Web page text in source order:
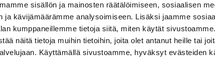
sisällön ja mainosten räätälöimiseen, sosiaalisen
ja kävijämäärämme analysoimiseen. Lisäksi jaamme
kumppaneillemme tietoja siitä, miten käytät sivustoamme.
näitä tietoja muihin tietoihin, joita olet antanut heille tai
Käyttämällä sivustoamme, hyväksyt evästeiden